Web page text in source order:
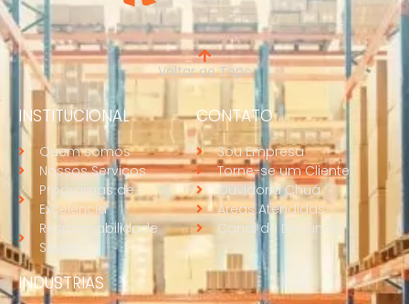
Voltar ao Topo
INSTITUCIONAL
Quem somos
Nossos Serviços
Programas de
Excelência
Responsabilidade
Social
INDUSTRIAS
CONTATO
Sou Empresa
Torne-se um Cliente
Ouvidoria Chuá
Áreas Atendidas
Canal de Denúncia